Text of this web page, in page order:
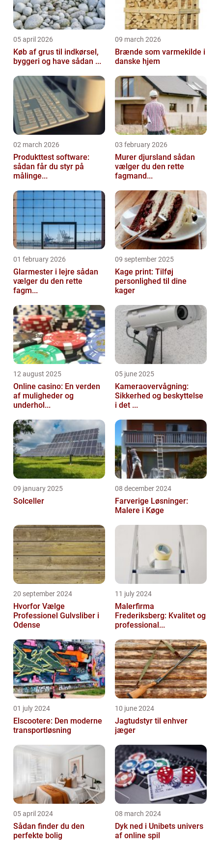
05 april 2026
Køb af grus til indkørsel,
byggeri og have sådan ...
09 march 2026
Brænde som varmekilde i
danske hjem
02 march 2026
Produkttest software:
sådan får du styr på
målinge...
03 february 2026
Murer djursland sådan
vælger du den rette
fagmand...
01 february 2026
Glarmester i lejre sådan
vælger du den rette
fagm...
09 september 2025
Kage print: Tilføj
personlighed til dine
kager
12 august 2025
Online casino: En verden
af muligheder og
underhol...
05 june 2025
Kameraovervågning:
Sikkerhed og beskyttelse
i det ...
09 january 2025
Solceller
08 december 2024
Farverige Løsninger:
Malere i Køge
20 september 2024
Hvorfor Vælge
Professionel Gulvsliber i
Odense
11 july 2024
Malerfirma
Frederiksberg: Kvalitet og
professional...
01 july 2024
Elscootere: Den moderne
transportløsning
10 june 2024
Jagtudstyr til enhver
jæger
05 april 2024
Sådan finder du den
perfekte bolig
08 march 2024
Dyk ned i Unibets univers
af online spil